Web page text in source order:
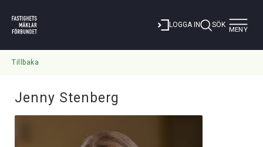
LOGGA IN SÖK Toggle
MENY
Tillbaka
Jenny Stenberg